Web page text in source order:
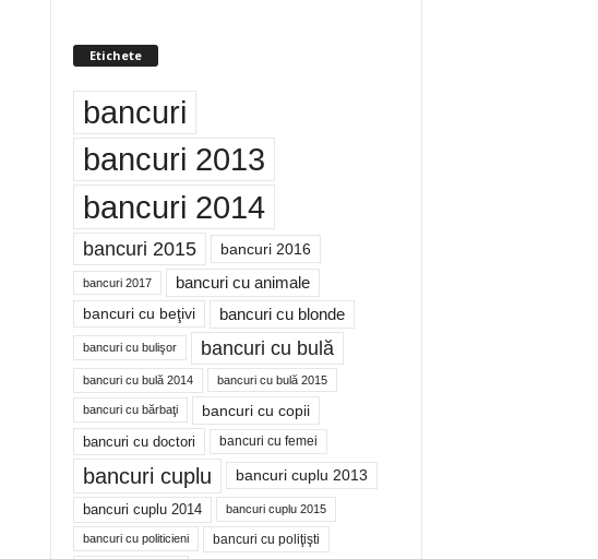
Etichete
bancuri
bancuri 2013
bancuri 2014
bancuri 2015 bancuri 2016
bancuri 2017 bancuri cu animale
bancuri cu beţivi bancuri cu blonde
bancuri cu bulişor bancuri cu bulă
bancuri cu bulă 2014 bancuri cu bulă 2015
bancuri cu bărbaţi bancuri cu copii
bancuri cu doctori bancuri cu femei
bancuri cuplu bancuri cuplu 2013
bancuri cuplu 2014 bancuri cuplu 2015
bancuri cu politicieni bancuri cu poliţişti